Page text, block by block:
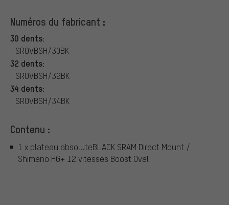
Numéros du fabricant :
30 dents:
SROVBSH/30BK
32 dents:
SROVBSH/32BK
34 dents:
SROVBSH/34BK
Contenu :
1 x plateau absoluteBLACK SRAM Direct Mount /
Shimano HG+ 12 vitesses Boost Oval